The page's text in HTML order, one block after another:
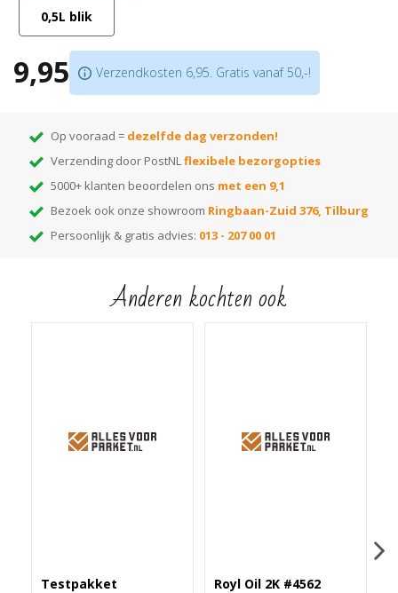
Tip: lees hier alles over de kleurpigmenten:
Tip: op zoek naar een zwarte kleur olie? Bestel dan ons handige
met 4 soorten zwarte olie om thuis uit te proberen!
0,5L blik
9,95 Verzendkosten 6,95. Gratis vanaf 50,-!
Op vooraad = dezelfde dag verzonden!
Verzending door PostNLflexibele bezorgopties
5000+ klanten beoordelen ons met een 9,1
Bezoek ook onze showroom Ringbaan-Zuid 376, Tilburg
Persoonlijk & gratis advies: 013 - 207 00 01
Anderen kochten ook
Testpakket
Royl Oil 2K #4562